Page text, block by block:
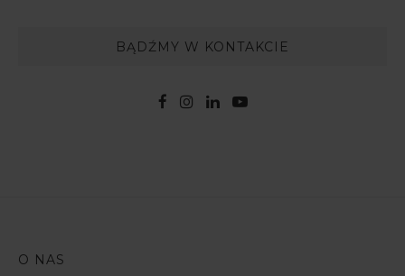
BĄDŹMY W KONTAKCIE
O NAS